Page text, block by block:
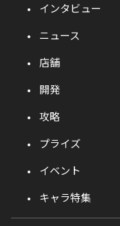
インタビュー
ニュース
店舗
開発
攻略
プライズ
イベント
キャラ特集